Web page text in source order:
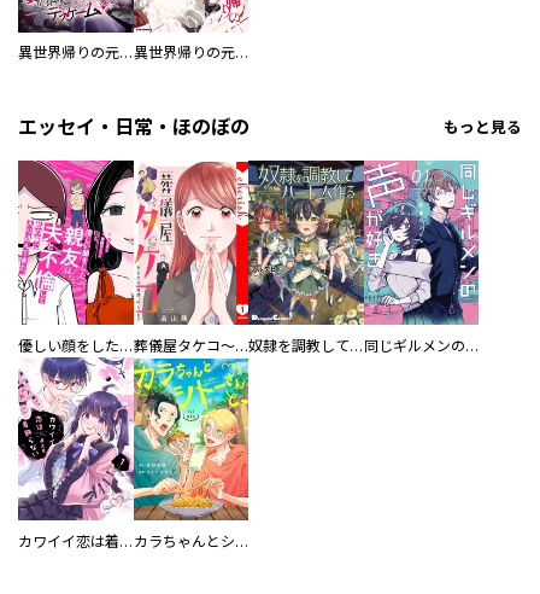
異世界帰りの元勇者ですが、デスゲームに巻き込まれました 連載版 異世界帰りの元勇者ですが、デスゲームに巻き込まれました
エッセイ・日常・ほのぼの もっと見る
優しい顔をした親友は、夫と不倫して私の家に入り込んできた。 葬儀屋タケコ～あなたの最期、叶えます【電子単行本版】 奴隷を調教してハーレム作る 同じギルメンの声が好き
カワイイ恋は着飾らない カラちゃんとシトーさんと、 【分冊版】